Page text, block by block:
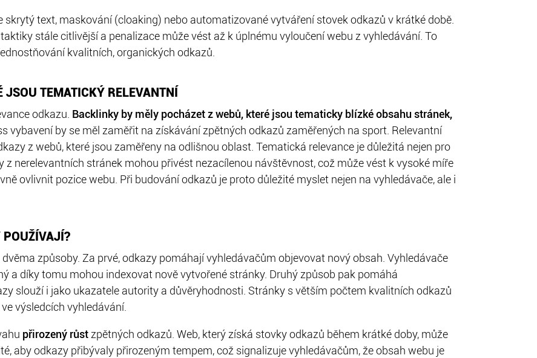
skrytý text, maskování (cloaking) nebo automatizované vytváření stovek odkazů v krátké době.
stále citlivější a penalizace může vést až k úplnému vyloučení webu z vyhledávání. To
kvalitních, organických odkazů.
TEMATICKÝ RELEVANTNÍ
odkazu. Backlinky by měly pocházet z webů, které jsou tematicky blízké obsahu stránek,
vybavení by se měl zaměřit na získávání zpětných odkazů zaměřených na sport. Relevantní
z webů, které jsou zaměřeny na odlišnou oblast. Tematická relevance je důležitá nejen pro
z nerelevantních stránek mohou přivést nezacílenou návštěvnost, což může vést k vysoké míře
ovlivnit pozice webu. Při budování odkazů je proto důležité myslet nejen na vyhledávače, ale i
POUŽÍVAJÍ?
způsoby. Za prvé, odkazy pomáhají vyhledávačům objevovat nový obsah. Vyhledávače
a díky tomu mohou indexovat nově vytvořené stránky. Druhý způsob pak pomáhá
slouží i jako ukazatele autority a důvěryhodnosti. Stránky s větším počtem kvalitních odkazů
výsledcích vyhledávání.
přirozený růstzpětných odkazů. Web, který získá stovky odkazů během krátké doby, může
aby odkazy přibývaly přirozeným tempem, což signalizuje vyhledávačům, že obsah webu je